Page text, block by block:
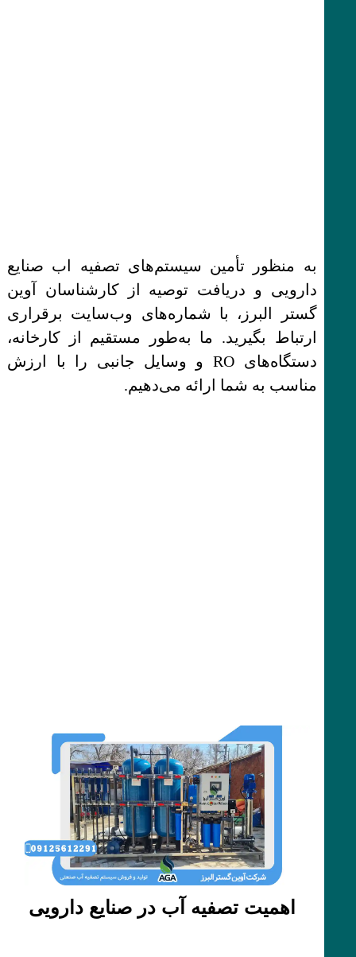
به منظور تأمین سیستم‌های تصفیه اب صنایع
دارویی و دریافت توصیه از کارشناسان آوین
گستر البرز، با شماره‌های وب‌سایت برقراری
ارتباط بگیرید. ما به‌طور مستقیم از کارخانه،
دستگاه‌های RO و وسایل جانبی را با ارزش
مناسب به شما ارائه می‌دهیم.
اهمیت تصفیه آب در صنایع دارویی